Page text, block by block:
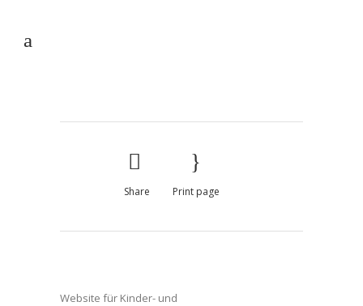
Share Print page
Website für Kinder- und